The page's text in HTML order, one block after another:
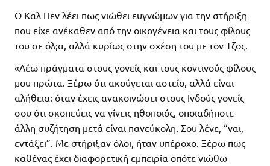
Ο Καλ Πεν λέει πως νιώθει ευγνώμων για την στήριξη
που είχε ανέκαθεν από την οικογένεια και τους φίλους
του σε όλ;α, αλλά κυρίως στην σχέση του με τον Τζος.
«Λέω πράγματα στους γονείς και τους κοντινούς φίλους
μου πρώτα. Ξέρω ότι ακούγεται αστείο, αλλά είναι
αλήθεια: όταν έχεις ανακοινώσει στους Ινδούς γονείς
σου ότι σκοπεύεις να γίνεις ηθοποιός, οποιαδήποτε
άλλη συζήτηση μετά είναι πανεύκολη. Σου λένε, “ναι,
εντάξει”. Με στήριξαν όλοι, ήταν υπέροχο. Ξέρω πως
καθένας έχει διαφορετική εμπειρία οπότε νιώθω